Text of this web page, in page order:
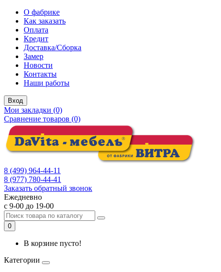
О фабрике
Как заказать
Оплата
Кредит
Доставка/Сборка
Замер
Новости
Контакты
Наши работы
Вход
Мои закладки (0)
Сравнение товаров (0)
8 (499) 964-44-11
8 (977) 780-44-41
Заказать обратный звонок
Ежедневно
с 9-00 до 19-00
0
В корзине пусто!
Категории